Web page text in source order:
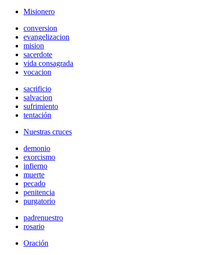
Misionero
conversion
evangelizacion
mision
sacerdote
vida consagrada
vocacion
sacrificio
salvacion
sufrimiento
tentación
Nuestras cruces
demonio
exorcismo
infierno
muerte
pecado
penitencia
purgatorio
padrenuestro
rosario
Oración